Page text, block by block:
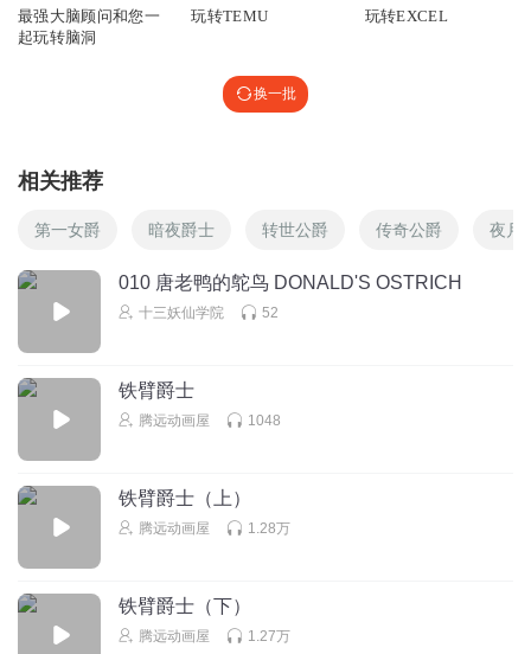
最强大脑顾问和您一
起玩转脑洞
玩转TEMU 玩转EXCEL
换一批
相关推荐
第一女爵 暗夜爵士 转世公爵 传奇公爵 夜月
010 唐老鸭的鸵鸟 DONALD'S OSTRICH
十三妖仙学院 52
铁臂爵士
腾远动画屋 1048
铁臂爵士（上）
腾远动画屋 1.28万
铁臂爵士（下）
腾远动画屋 1.27万